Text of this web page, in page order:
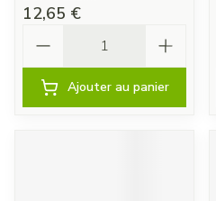
12,65 €
Ajouter au panier